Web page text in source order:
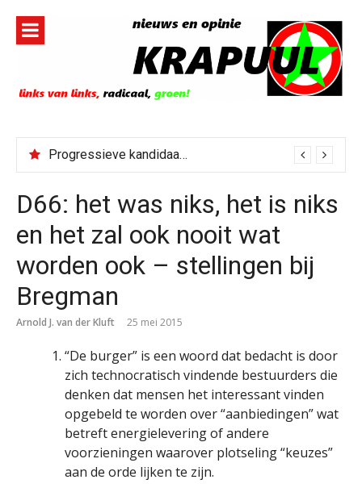
inhoud
Progressieve kandidaat El-Sayed senaatskandidaat Michigan
D66: het was niks, het is niks
en het zal ook nooit wat
worden ook – stellingen bij
Bregman
Arnold J. van der Kluft 25 mei 2015
“De burger” is een woord dat bedacht is door
zich technocratisch vindende bestuurders die
denken dat mensen het interessant vinden
opgebeld te worden over “aanbiedingen” wat
betreft energielevering of andere
voorzieningen waarover plotseling “keuzes”
aan de orde lijken te zijn.